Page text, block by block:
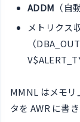
ADDM （自
メトリクス
（
MMNL はメモ
タを AWR に書